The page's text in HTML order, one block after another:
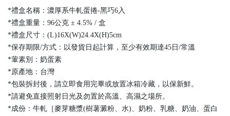
*禮盒名稱：濃厚系牛軋蛋捲-黑巧6入
*禮盒重量：96公克 ± 4.5% / 盒
*禮盒尺寸：(L)16X(W)24.4X(H)5cm
*保存期限/方式：以發貨日起計算，至少有效期達45日/常溫
*葷素別：奶蛋素
*原產地：台灣
*包裝拆封後，請立即食用完畢或放置冰箱冷藏，以保新鮮。
*請避免直接照射日光及勿置於高溫、高濕之場所。
*成份：牛軋［麥芽糖漿(樹薯澱粉、水)、奶粉、乳糖、奶油、蛋白